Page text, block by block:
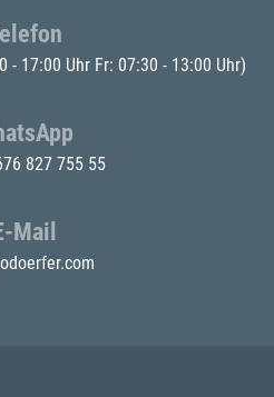
- 17:00 Uhr Fr: 07:30 - 13:00 Uhr)
827 755 55
Mail